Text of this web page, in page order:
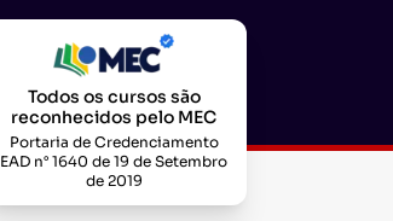
Todos os cursos são
reconhecidos pelo MEC
Portaria de Credenciamento
EAD n° 1640 de 19 de Setembro
de 2019